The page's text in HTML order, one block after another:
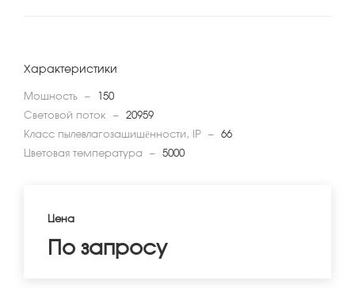
Характеристики
Мощность —
150
Световой поток
— 20959
Класс пылевлагозащищённости, IP — 66
Цветовая температура
— 5000
Цена
По запросу